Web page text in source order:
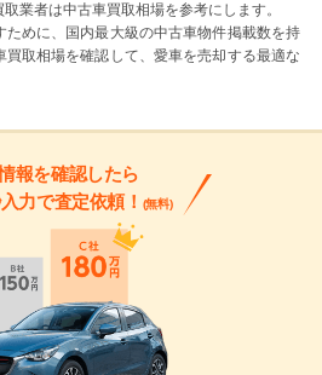
業者は中古車買取相場を参考にします。
ために、国内最大級の中古車物件掲載数を持
取相場を確認して、愛車を売却する最適な
報を確認したら
力で査定依頼！ (無料)